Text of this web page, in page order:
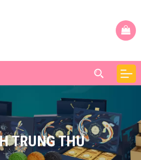
TRUNG THU